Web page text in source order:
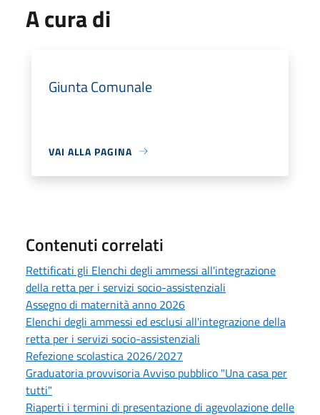
A cura di
Giunta Comunale
VAI ALLA PAGINA
Contenuti correlati
Rettificati gli Elenchi degli ammessi all'integrazione
della retta per i servizi socio-assistenziali
Assegno di maternità anno 2026
Elenchi degli ammessi ed esclusi all'integrazione della
retta per i servizi socio-assistenziali
Refezione scolastica 2026/2027
Graduatoria provvisoria Avviso pubblico "Una casa per
tutti"
Riaperti i termini di presentazione di agevolazione delle